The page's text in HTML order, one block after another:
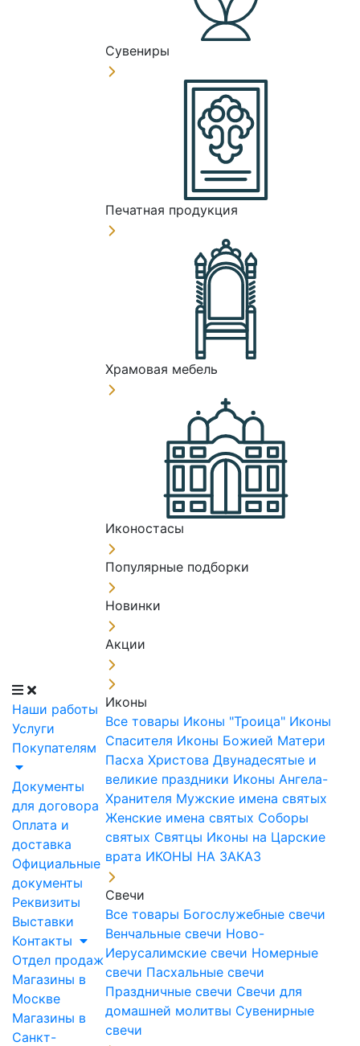
Наши работы
Услуги
Покупателям
Документы
для договора
Оплата и
доставка
Официальные
документы
Реквизиты
Выставки
Контакты
Отдел продаж
Магазины в
Москве
Магазины в
Санкт-
Сувениры
Печатная продукция
Храмовая мебель
Иконостасы
Популярные подборки
Новинки
Акции
Иконы
Все товары Иконы "Троица" Иконы
Спасителя Иконы Божией Матери
Пасха Христова Двунадесятые и
великие праздники Иконы Ангела-
Хранителя Мужские имена святых
Женские имена святых Соборы
святых Святцы Иконы на Царские
врата ИКОНЫ НА ЗАКАЗ
Свечи
Все товары Богослужебные свечи
Венчальные свечи Ново-
Иерусалимские свечи Номерные
свечи Пасхальные свечи
Праздничные свечи Свечи для
домашней молитвы Сувенирные
свечи